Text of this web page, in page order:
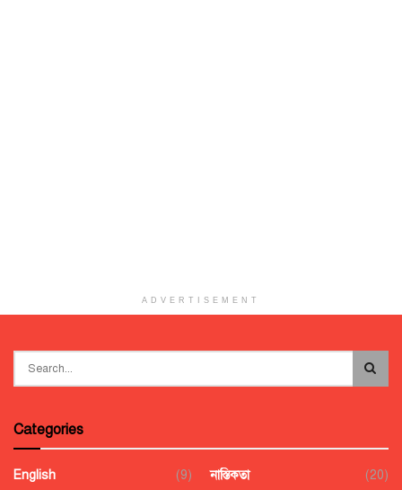
ADVERTISEMENT
Categories
English
(9)
নাস্তিকতা
(20)